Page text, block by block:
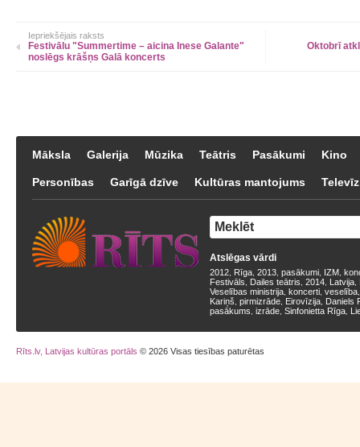
Iepriekšējais raksts
Festivālu "Summertime – aicina Inese Galante"
noslēgs krāšņs Galā koncerts
Oktobrī
Māksla Galerija Mūzika Teātris Pasākumi Kino
Personības Garīgā dzīve Kultūras mantojums
Atslēgas vārdi
2012 Rīga 2013 pasākumi IZM
Festivāls
Dailes teātris 2014 Latvija
Veselības ministrija koncerti veselība
Kariņš pirmizrāde Eirovīzija Daniels
pasākums izrāde Sinfonietta Rīga
Rīts.lv, Latvijas kultūras portāls © 2026 Visas tiesības paturētas